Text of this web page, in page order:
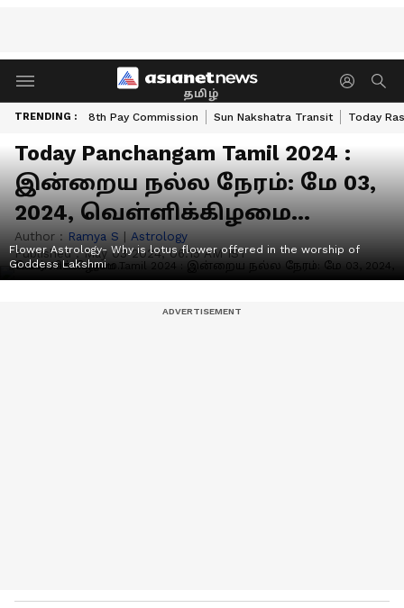
தமிழ்
TRENDING : 8th Pay Commission Sun Nakshatra Transit Today
Today Panchangam Tamil 2024 :
இன்றைய நல்ல நேரம்: மே 03,
2024, வெள்ளிக்கிழமை...
Author : Ramya S | Astrology
Published :May 03 2024, 06:15 AM IST
Flower Astrology- Why is lotus flower offered in the worship of
Goddess Lakshmi